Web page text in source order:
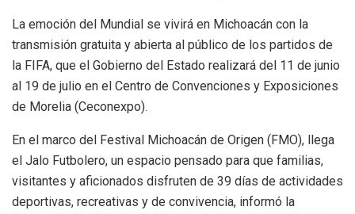
La emoción del Mundial se vivirá en Michoacán con la
transmisión gratuita y abierta al público de los partidos de
la FIFA, que el Gobierno del Estado realizará del 11 de junio
al 19 de julio en el Centro de Convenciones y Exposiciones
de Morelia (Ceconexpo).
En el marco del Festival Michoacán de Origen (FMO), llega
el Jalo Futbolero, un espacio pensado para que familias,
visitantes y aficionados disfruten de 39 días de actividades
deportivas, recreativas y de convivencia, informó la